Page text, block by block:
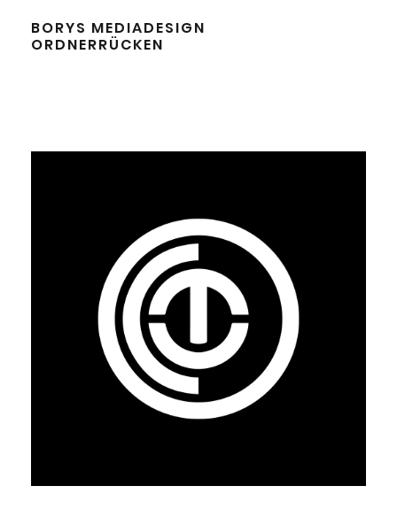
BORYS MEDIADESIGN
ORDNERRÜCKEN